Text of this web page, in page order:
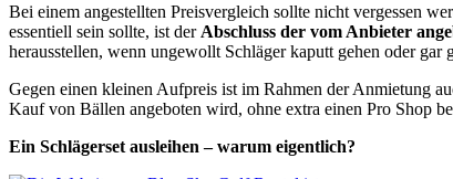
Bei einem angestellten Preisvergleich sollte nicht vergessen
essentiell sein sollte, ist der Abschluss der vom Anbieter
herausstellen, wenn ungewollt Schläger kaputt gehen oder gar
Gegen einen kleinen Aufpreis ist im Rahmen der Anmietung
Kauf von Bällen angeboten wird, ohne extra einen Pro Shop
Ein Schlägerset ausleihen – warum eigentlich?